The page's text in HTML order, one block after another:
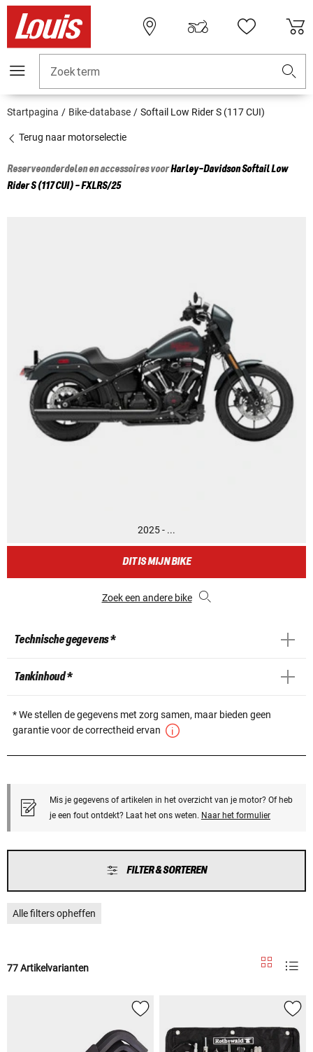
Zoekterm
Startpagina Bike-database Softail Low Rider S (117 CUI)
Terug naar motorselectie
Reserveonderdelen en accessoires voorHarley-DavidsonSoftail Low
Rider S (117 CUI) - FXLRS/25
2025 - ...
DIT IS MIJN BIKE
Zoek een andere bike
Technische gegevens *
Tankinhoud *
* We stellen de gegevens met zorg samen, maar bieden geen
garantie voor de correctheid ervan
Mis je gegevens of artikelen in het overzicht van je motor? Of heb
je een fout ontdekt? Laat het ons weten. Naar het formulier
FILTER & SORTEREN
Alle filters opheffen
77 Artikelvarianten